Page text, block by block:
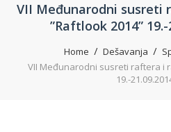
VII Međunarodni
”Raftlook 2014”
Home Dešavanja
VII Međunarodni susreti raftera i
19.-